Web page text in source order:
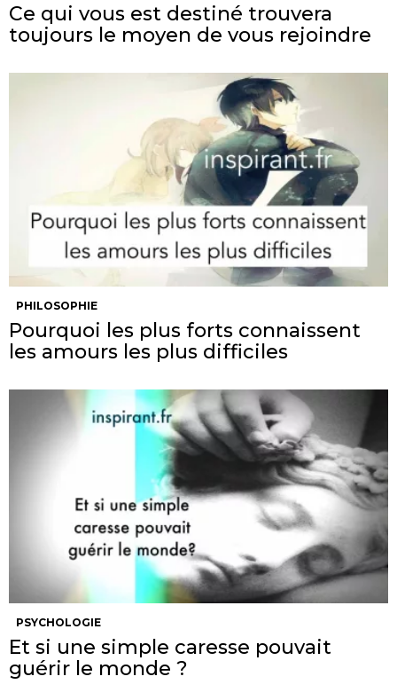
Ce qui vous est destiné trouvera
toujours le moyen de vous rejoindre
PHILOSOPHIE
Pourquoi les plus forts connaissent
les amours les plus difficiles
PSYCHOLOGIE
Et si une simple caresse pouvait
guérir le monde ?